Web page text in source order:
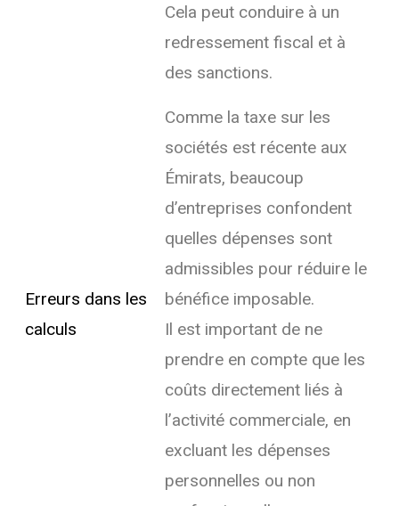
Cela peut conduire à un
redressement fiscal et à
des sanctions.
Erreurs dans les
calculs
Comme la taxe sur les
sociétés est récente aux
Émirats, beaucoup
d’entreprises confondent
quelles dépenses sont
admissibles pour réduire le
bénéfice imposable.
Il est important de ne
prendre en compte que les
coûts directement liés à
l’activité commerciale, en
excluant les dépenses
personnelles ou non